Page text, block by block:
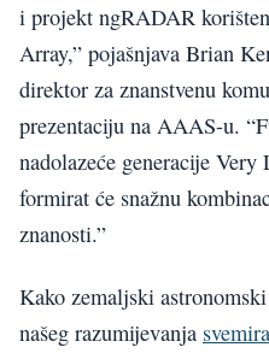
i projekt ngRADAR
Array,” pojašnjava Brian
direktor za znanstvenu
prezentaciju na AAAS-u.
nadolazeće generacije
formirat će snažnu
znanosti.”
Kako zemaljski
našeg razumijevanja svemira